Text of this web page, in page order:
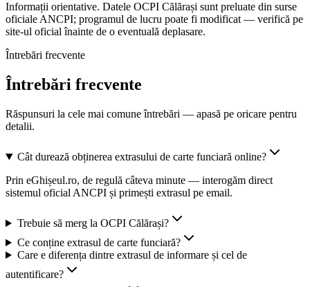
Informații orientative. Datele OCPI Călărași sunt preluate din surse
oficiale ANCPI; programul de lucru poate fi modificat — verifică pe
site-ul oficial înainte de o eventuală deplasare.
Întrebări frecvente
Întrebări frecvente
Răspunsuri la cele mai comune întrebări — apasă pe oricare pentru
detalii.
Cât durează obținerea extrasului de carte funciară online?
Prin eGhișeul.ro, de regulă câteva minute — interogăm direct
sistemul oficial ANCPI și primești extrasul pe email.
Trebuie să merg la OCPI Călărași?
Ce conține extrasul de carte funciară?
Care e diferența dintre extrasul de informare și cel de
autentificare?